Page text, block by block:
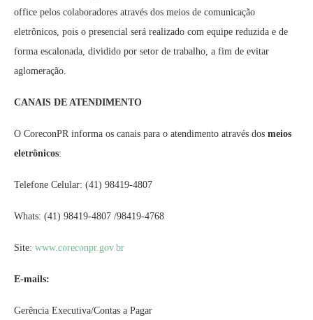
office pelos colaboradores através dos meios de comunicação
eletrônicos, pois o presencial será realizado com equipe reduzida e de
forma escalonada, dividido por setor de trabalho, a fim de evitar
aglomeração.
CANAIS DE ATENDIMENTO
O CoreconPR informa os canais para o atendimento através dos meios
eletrônicos:
Telefone Celular: (41) 98419-4807
Whats: (41) 98419-4807 /98419-4768
Site: www.coreconpr.gov.br
E-mails:
Gerência Executiva/Contas a Pagar